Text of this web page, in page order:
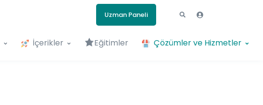
Uzman Paneli
İçerikler Eğitimler Çözümler ve Hizmetler